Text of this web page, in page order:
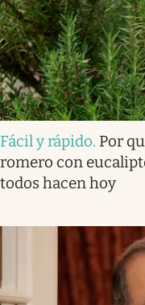
Fácil y rápido. Por
romero con
todos hacen hoy